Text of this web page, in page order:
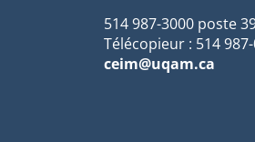
514 987-3000 poste
Télécopieur : 514
ceim@uqam.ca